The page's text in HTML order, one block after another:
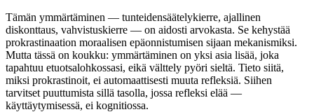
Tämän ymmärtäminen — tunteidensäätelykierre, ajallinen
diskonttaus, vahvistuskierre — on aidosti arvokasta. Se kehystää
prokrastinaation moraalisen epäonnistumisen sijaan mekanismiksi.
Mutta tässä on koukku: ymmärtäminen on yksi asia lisää, joka
tapahtuu etuotsalohkossasi, eikä välttely pyöri sieltä. Tieto siitä,
miksi prokrastinoit, ei automaattisesti muuta refleksiä. Siihen
tarvitset puuttumista sillä tasolla, jossa refleksi elää —
käyttäytymisessä, ei kognitiossa.